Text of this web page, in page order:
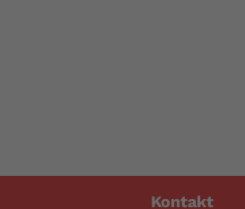
Kontakt